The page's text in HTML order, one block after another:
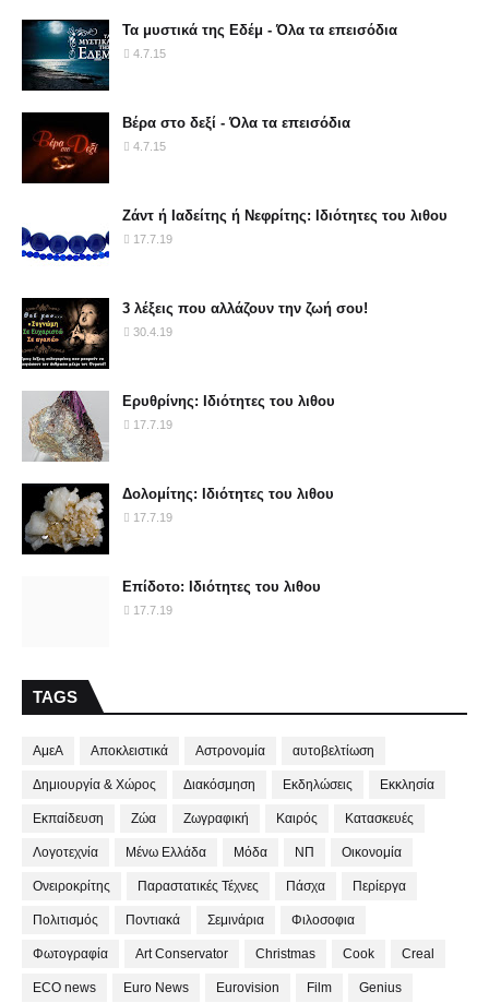
Τα μυστικά της Εδέμ - Όλα τα επεισόδια
4.7.15
Βέρα στο δεξί - Όλα τα επεισόδια
4.7.15
Ζάντ ή Ιαδείτης ή Νεφρίτης: Ιδιότητες του λιθου
17.7.19
3 λέξεις που αλλάζουν την ζωή σου!
30.4.19
Ερυθρίνης: Ιδιότητες του λιθου
17.7.19
Δολομίτης: Ιδιότητες του λιθου
17.7.19
Επίδοτο: Ιδιότητες του λιθου
17.7.19
TAGS
ΑμεΑ Αποκλειστικά Αστρονομία αυτοβελτίωση
Δημιουργία & Χώρος Διακόσμηση Εκδηλώσεις Εκκλησία
Εκπαίδευση Ζώα Ζωγραφική Καιρός Κατασκευές
Λογοτεχνία Μένω Ελλάδα Μόδα ΝΠ Οικονομία
Ονειροκρίτης Παραστατικές Τέχνες Πάσχα Περίεργα
Πολιτισμός Ποντιακά Σεμινάρια Φιλοσοφια
Φωτογραφία Art Conservator Christmas Cook Creal
ECO news Euro News Eurovision Film Genius